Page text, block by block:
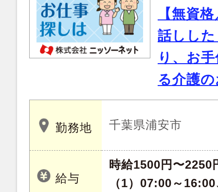
【無資
話しし
り、お
る介護
勤務地 千葉県浦安市
給与
時給1500円〜2250
（1）07:00～